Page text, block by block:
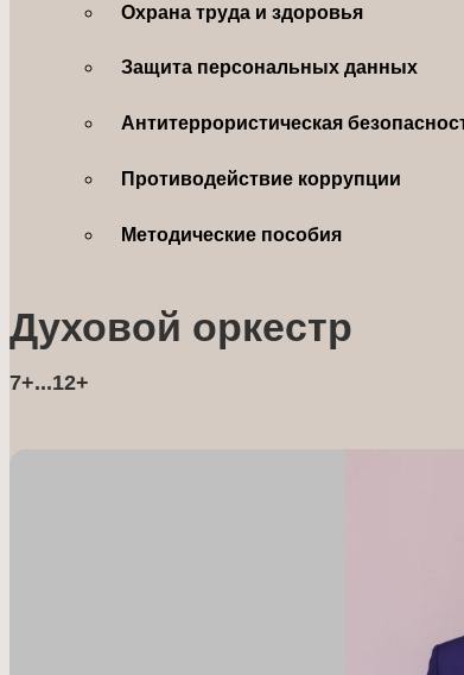
Охрана труда и здоровья
Защита персональных данных
Антитеррористическая
Противодействие коррупции
Методические пособия
Духовой оркестр
7+...12+